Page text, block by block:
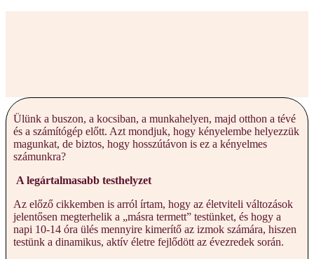
Ülünk a buszon, a kocsiban, a munkahelyen, majd otthon a tévé
és a számítógép előtt. Azt mondjuk, hogy kényelembe helyezzük
magunkat, de biztos, hogy hosszútávon is ez a kényelmes
számunkra?
A legártalmasabb testhelyzet
Az előző cikkemben is arról írtam, hogy az életviteli változások
jelentősen megterhelik a „másra termett” testünket, és hogy a
napi 10-14 óra ülés mennyire kimerítő az izmok számára, hiszen
testünk a dinamikus, aktív életre fejlődött az évezredek során.